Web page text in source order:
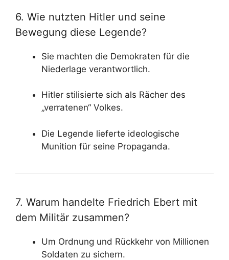
6. Wie nutzten Hitler und seine
Bewegung diese Legende?
Sie machten die Demokraten für die
Niederlage verantwortlich.
Hitler stilisierte sich als Rächer des
„verratenen“ Volkes.
Die Legende lieferte ideologische
Munition für seine Propaganda.
7. Warum handelte Friedrich Ebert mit
dem Militär zusammen?
Um Ordnung und Rückkehr von Millionen
Soldaten zu sichern.